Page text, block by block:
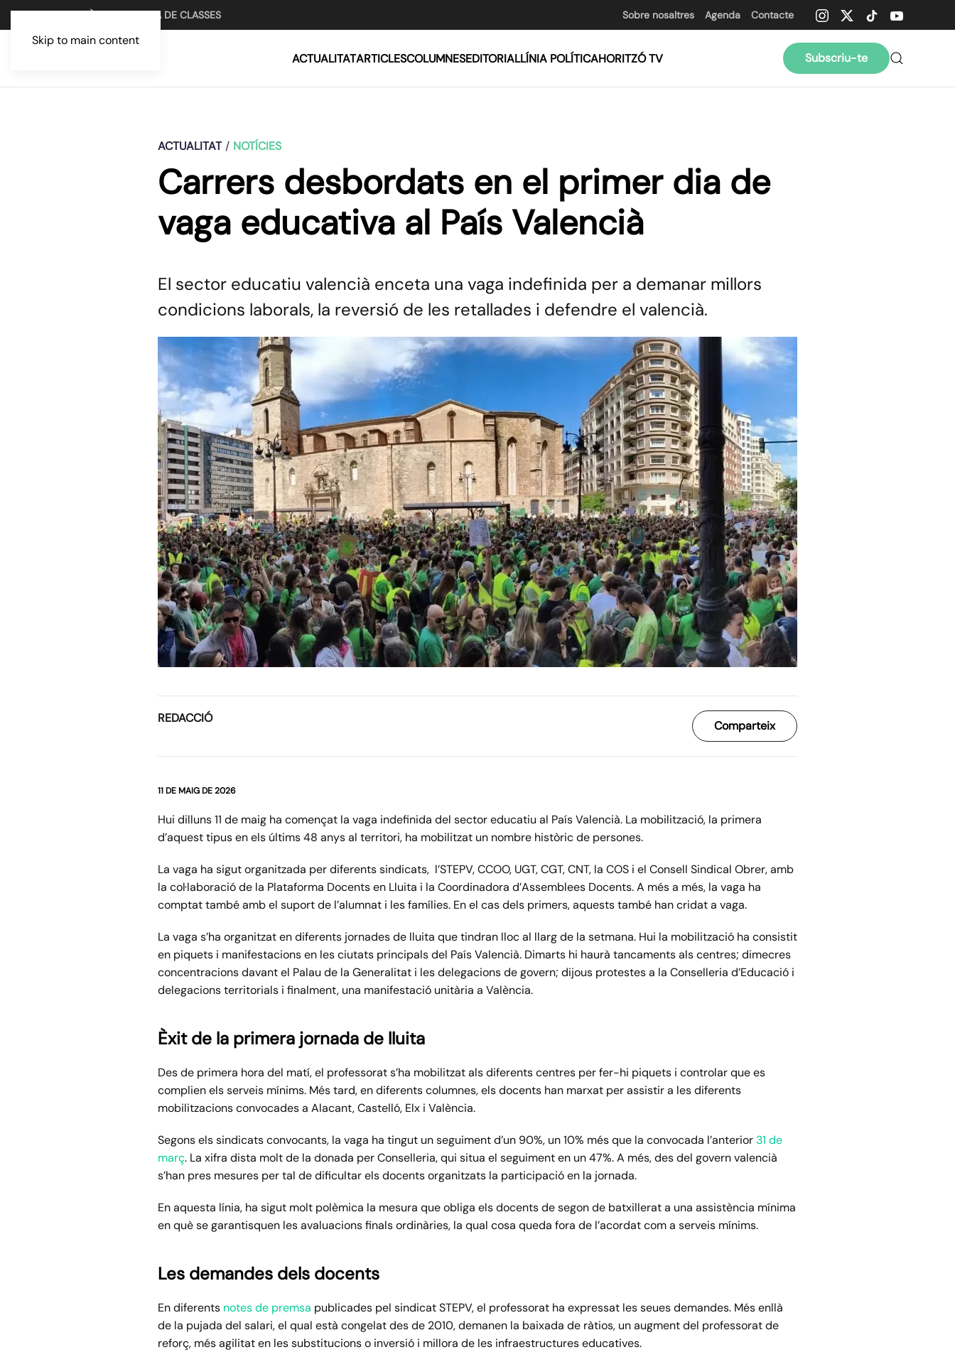
Skip to main content
UN MITJÀ PER LA LLUITA DE CLASSES Sobre nosaltres Agenda Contacte
ACTUALITATARTICLESCOLUMNESEDITORIALLÍNIA POLÍTICAHORITZÓ TV Subscriu-te
ACTUALITAT NOTÍCIES
Carrers desbordats en el primer dia de
vaga educativa al País Valencià
El sector educatiu valencià enceta una vaga indefinida per a demanar millors
condicions laborals, la reversió de les retallades i defendre el valencià.
REDACCIÓ
Comparteix
11 DE MAIG DE 2026
Hui dilluns 11 de maig ha començat la vaga indefinida del sector educatiu al País Valencià. La mobilització, la primera
d’aquest tipus en els últims 48 anys al territori, ha mobilitzat un nombre històric de persones.
La vaga ha sigut organitzada per diferents sindicats, l’STEPV, CCOO, UGT, CGT, CNT, la COS i el Consell Sindical Obrer, amb
la col·laboració de la Plataforma Docents en Lluita i la Coordinadora d’Assemblees Docents. A més a més, la vaga ha
comptat també amb el suport de l’alumnat i les famílies. En el cas dels primers, aquests també han cridat a vaga.
La vaga s’ha organitzat en diferents jornades de lluita que tindran lloc al llarg de la setmana. Hui la mobilització ha consistit
en piquets i manifestacions en les ciutats principals del País Valencià. Dimarts hi haurà tancaments als centres; dimecres
concentracions davant el Palau de la Generalitat i les delegacions de govern; dijous protestes a la Conselleria d’Educació i
delegacions territorials i finalment, una manifestació unitària a València.
Èxit de la primera jornada de lluita
Des de primera hora del matí, el professorat s’ha mobilitzat als diferents centres per fer-hi piquets i controlar que es
complien els serveis mínims. Més tard, en diferents columnes, els docents han marxat per assistir a les diferents
mobilitzacions convocades a Alacant, Castelló, Elx i València.
Segons els sindicats convocants, la vaga ha tingut un seguiment d’un 90%, un 10% més que la convocada l’anterior 31 de
març. La xifra dista molt de la donada per Conselleria, qui situa el seguiment en un 47%. A més, des del govern valencià
s’han pres mesures per tal de dificultar els docents organitzats la participació en la jornada.
En aquesta línia, ha sigut molt polèmica la mesura que obliga els docents de segon de batxillerat a una assistència mínima
en què se garantisquen les avaluacions finals ordinàries, la qual cosa queda fora de l’acordat com a serveis mínims.
Les demandes dels docents
En diferents notes de premsa publicades pel sindicat STEPV, el professorat ha expressat les seues demandes. Més enllà
de la pujada del salari, el qual està congelat des de 2010, demanen la baixada de ràtios, un augment del professorat de
reforç, més agilitat en les substitucions o inversió i millora de les infraestructures educatives.